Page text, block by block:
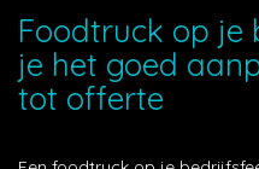
Foodtruck op je
je het goed
tot offerte